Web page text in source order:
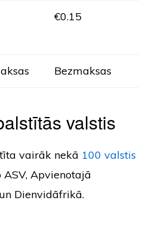
€0.15
Bezmaksas
valstis
vairāk nekā 100 valstis
Apvienotajā
Dienvidāfrikā.